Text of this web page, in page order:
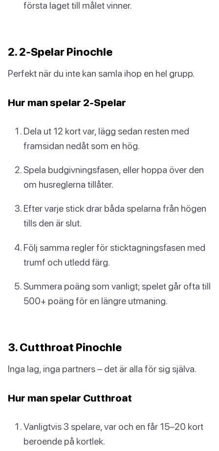
första laget till målet vinner.
2. 2-Spelar Pinochle
Perfekt när du inte kan samla ihop en hel grupp.
Hur man spelar 2-Spelar
Dela ut 12 kort var, lägg sedan resten med
framsidan nedåt som en hög.
Spela budgivningsfasen, eller hoppa över den
om husreglerna tillåter.
Efter varje stick drar båda spelarna från högen
tills den är slut.
Följ samma regler för sticktagningsfasen med
trumf och utledd färg.
Summera poäng som vanligt; spelet går ofta till
500+ poäng för en längre utmaning.
3. Cutthroat Pinochle
Inga lag, inga partners – det är alla för sig själva.
Hur man spelar Cutthroat
Vanligtvis 3 spelare, var och en får 15–20 kort
beroende på kortlek.